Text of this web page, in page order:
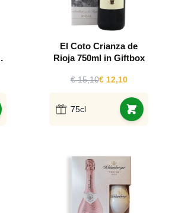
El Coto Crianza de
Rioja 750ml in Giftbox
€ 15,10€ 12,10
75cl